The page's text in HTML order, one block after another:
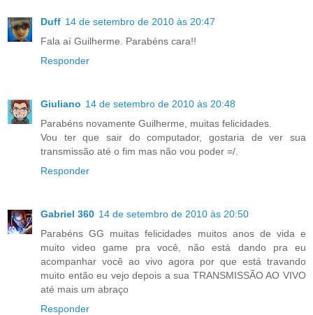
Duff 14 de setembro de 2010 às 20:47
Fala aí Guilherme. Parabéns cara!!
Responder
Giuliano 14 de setembro de 2010 às 20:48
Parabéns novamente Guilherme, muitas felicidades.
Vou ter que sair do computador, gostaria de ver sua
transmissão até o fim mas não vou poder =/.
Responder
Gabriel 360 14 de setembro de 2010 às 20:50
Parabéns GG muitas felicidades muitos anos de vida e
muito video game pra você, não está dando pra eu
acompanhar você ao vivo agora por que está travando
muito então eu vejo depois a sua TRANSMISSÃO AO VIVO
até mais um abraço
Responder